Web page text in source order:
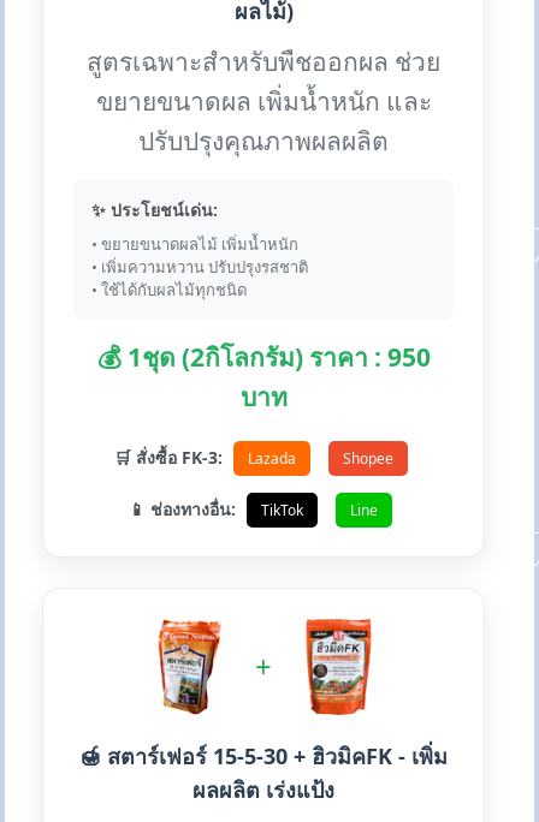
ผลไม้)
สูตรเฉพาะสำหรับพืชออกผล ช่วย
ขยายขนาดผล เพิ่มน้ำหนัก และ
ปรับปรุงคุณภาพผลผลิต
✨ ประโยชน์เด่น:
• ขยายขนาดผลไม้ เพิ่มน้ำหนัก
• เพิ่มความหวาน ปรับปรุงรสชาติ
• ใช้ได้กับผลไม้ทุกชนิด
💰 1ชุด (2กิโลกรัม) ราคา : 950
บาท
🛒 สั่งซื้อ FK-3: Lazada Shopee
📱 ช่องทางอื่น: TikTok Line
+
🍯 สตาร์เฟอร์ 15-5-30 + ฮิวมิคFK - เพิ่ม
ผลผลิต เร่งแป้ง